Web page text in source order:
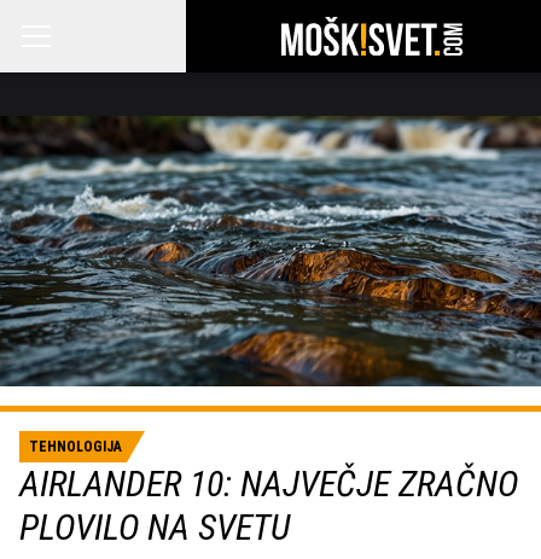
TEHNOLOGIJA
AIRLANDER 10: NAJVEČJE ZRAČNO
PLOVILO NA SVETU